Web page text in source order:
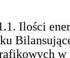
Ilości
w